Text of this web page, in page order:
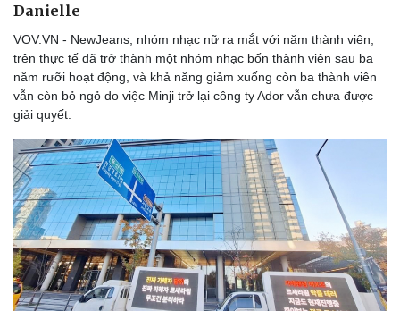
Danielle
VOV.VN - NewJeans, nhóm nhạc nữ ra mắt với năm thành viên,
trên thực tế đã trở thành một nhóm nhạc bốn thành viên sau ba
năm rưỡi hoạt động, và khả năng giảm xuống còn ba thành viên
vẫn còn bỏ ngỏ do việc Minji trở lại công ty Ador vẫn chưa được
giải quyết.